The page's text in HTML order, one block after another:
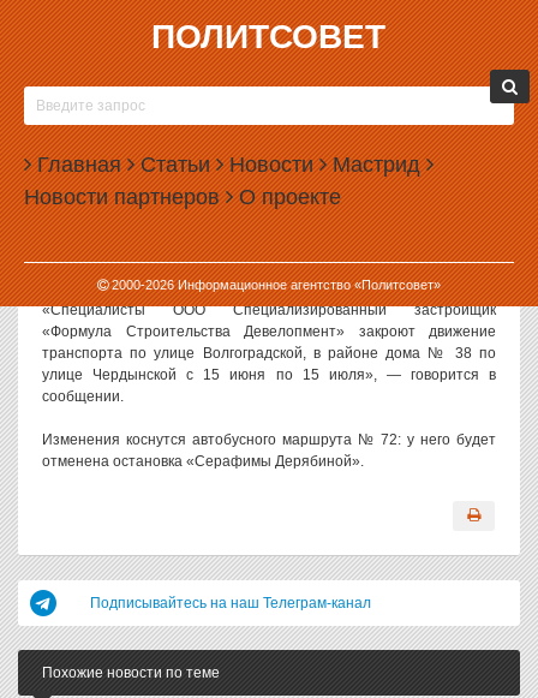
ПОЛИТСОВЕТ
Главная Статьи Новости Мастрид
Новости партнеров О проекте
2000-2026Информационное агентство «Политсовет»
29.05.2026, 14:15
В ЕКАТЕРИНБУРГЕ НА МЕСЯЦ ЗАКРОЮТ
УЛИЦУ ВОЛГОГРАДСКУЮ
В Екатеринбурге с середины июня по середину июля 2026 года
будет закрыт участок улицы Волгоградской.
Перекрытие анонсировала пресс-служба городской
администрации.
«Специалисты ООО Специализированный застройщик
«Формула Строительства Девелопмент» закроют движение
транспорта по улице Волгоградской, в районе дома № 38 по
улице Чердынской с 15 июня по 15 июля», — говорится в
сообщении.
Изменения коснутся автобусного маршрута № 72: у него будет
отменена остановка «Серафимы Дерябиной».
Подписывайтесь на наш Телеграм-канал
Похожие новости по теме